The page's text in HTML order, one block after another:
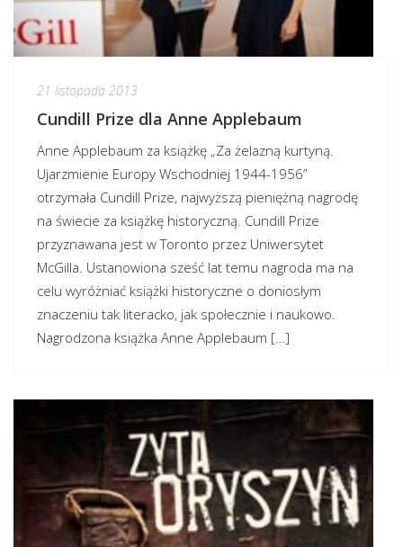
21 listopada 2013
Cundill Prize dla Anne Applebaum
Anne Applebaum za książkę „Za żelazną kurtyną.
Ujarzmienie Europy Wschodniej 1944-1956”
otrzymała Cundill Prize, najwyższą pieniężną nagrodę
na świecie za książkę historyczną. Cundill Prize
przyznawana jest w Toronto przez Uniwersytet
McGilla. Ustanowiona sześć lat temu nagroda ma na
celu wyróżniać książki historyczne o doniosłym
znaczeniu tak literacko, jak społecznie i naukowo.
Nagrodzona książka Anne Applebaum […]